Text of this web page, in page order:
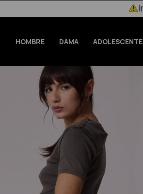
HOMBRE DAMA ADOLESCENTE